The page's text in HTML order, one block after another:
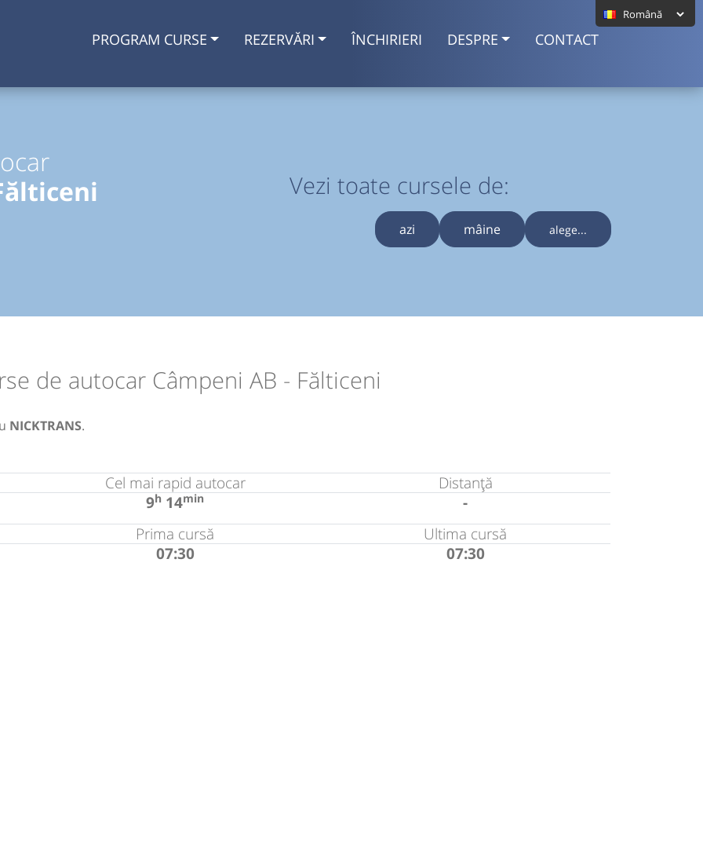
PROGRAM CURSE REZERVĂRI ÎNCHIRIERI DESPRE CONTACT
Vezi toate cursele de:
azi mâine alege...
de autocar Câmpeni AB - Fălticeni
NICKTRANS.
Cel mai rapid autocar
9h 14min
Distanță
-
Prima cursă
07:30
Ultima cursă
07:30